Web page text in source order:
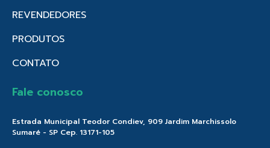
REVENDEDORES
PRODUTOS
CONTATO
Fale conosco
Estrada Municipal Teodor Condiev, 909 Jardim Marchissolo
Sumaré - SP Cep. 13171-105